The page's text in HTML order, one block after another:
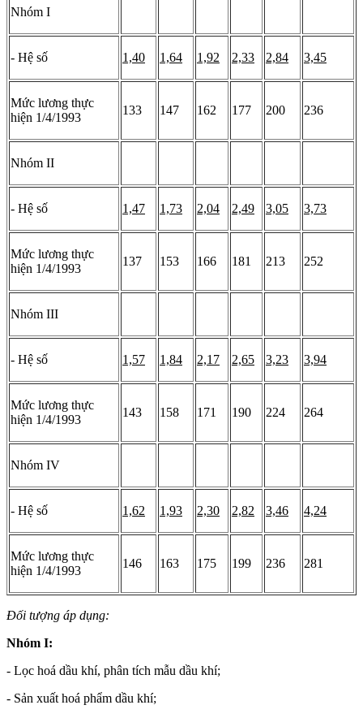
Nhóm I
- Hệ số 1,40 1,64 1,92 2,33 2,84 3,45
Mức lương thực
hiện 1/4/1993
133 147 162 177 200 236
Nhóm II
- Hệ số 1,47 1,73 2,04 2,49 3,05 3,73
Mức lương thực
hiện 1/4/1993
137 153 166 181 213 252
Nhóm III
- Hệ số 1,57 1,84 2,17 2,65 3,23 3,94
Mức lương thực
hiện 1/4/1993
143 158 171 190 224 264
Nhóm IV
- Hệ số 1,62 1,93 2,30 2,82 3,46 4,24
Mức lương thực
hiện 1/4/1993
146 163 175 199 236 281
Đối tượng áp dụng:
Nhóm I:
- Lọc hoá dầu khí, phân tích mẫu dầu khí;
- Sản xuất hoá phẩm dầu khí;